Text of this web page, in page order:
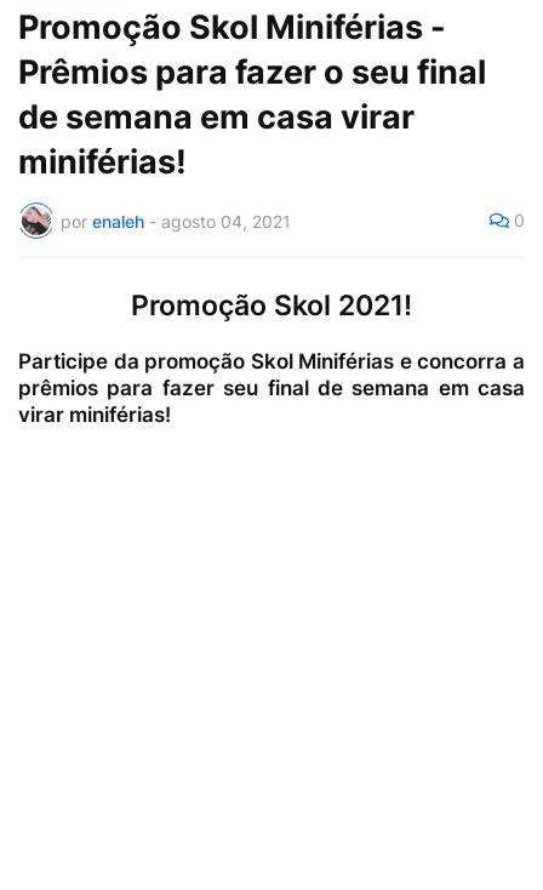
Promoção Skol Miniférias -
Prêmios para fazer o seu final
de semana em casa virar
miniférias!
por enaleh - agosto 04, 2021 0
Promoção Skol 2021!
Participe da promoção Skol Miniférias e concorra a
prêmios para fazer seu final de semana em casa
virar miniférias!